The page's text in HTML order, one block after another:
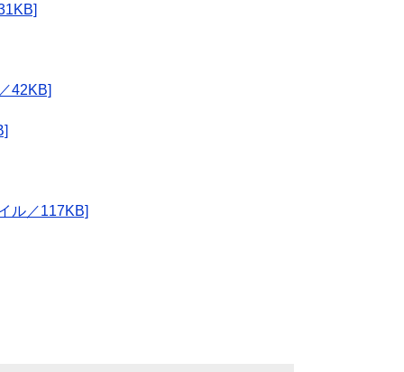
42KB]
ル／117KB]